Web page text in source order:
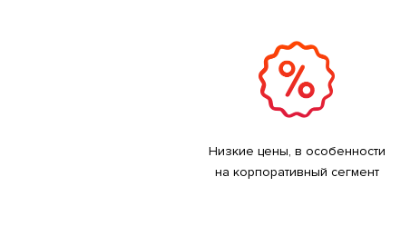
Низкие цены, в особенности
на корпоративный сегмент